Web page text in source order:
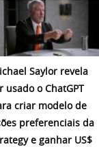
Saylor revela
usado o ChatGPT
criar modelo de
preferenciais da
e ganhar US$